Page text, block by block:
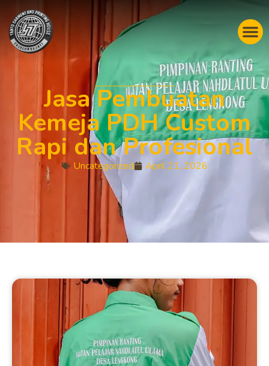
Jasa Pembuatan
Kemeja PDH Custom
Rapi dan Profesional
Uncategorized April 21, 2026